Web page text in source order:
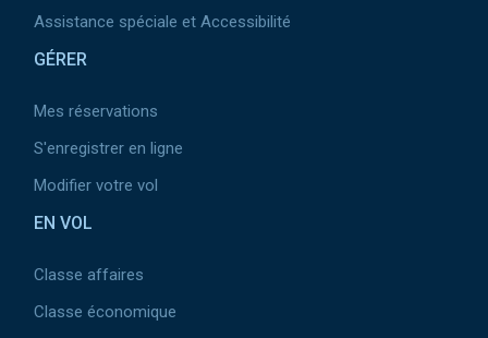
Assistance spéciale et Accessibilité
GÉRER
Mes réservations
S'enregistrer en ligne
Modifier votre vol
EN VOL
Classe affaires
Classe économique